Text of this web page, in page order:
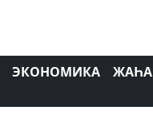
ЭКОНОМИКА